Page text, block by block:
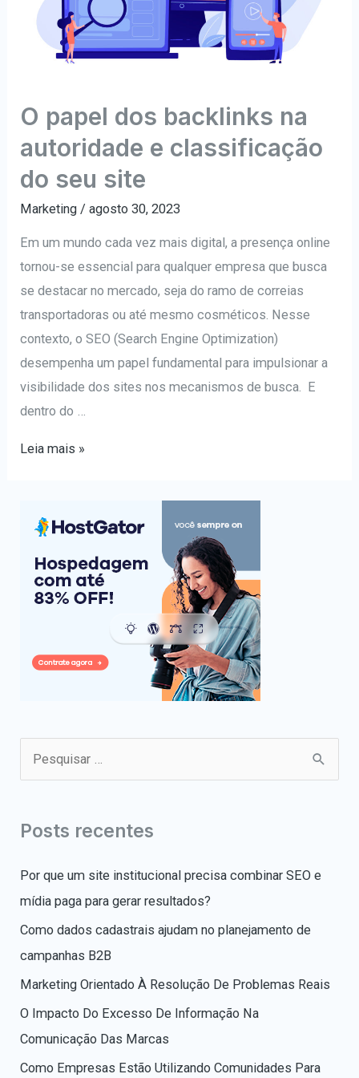
O papel dos backlinks na
autoridade e classificação
do seu site
Marketing /agosto 30, 2023
Em um mundo cada vez mais digital, a presença online
tornou-se essencial para qualquer empresa que busca
se destacar no mercado, seja do ramo de correias
transportadoras ou até mesmo cosméticos. Nesse
contexto, o SEO (Search Engine Optimization)
desempenha um papel fundamental para impulsionar a
visibilidade dos sites nos mecanismos de busca. E
dentro do …
O
backlinks
autoridade
seu
Leia mais »
q
i
s
a
r
p
o
r
Posts recentes
Por que um site institucional precisa combinar SEO e
mídia paga para gerar resultados?
Como dados cadastrais ajudam no planejamento de
campanhas B2B
Marketing Orientado À Resolução De Problemas Reais
O Impacto Do Excesso De Informação Na
Comunicação Das Marcas
Como Empresas Estão Utilizando Comunidades Para